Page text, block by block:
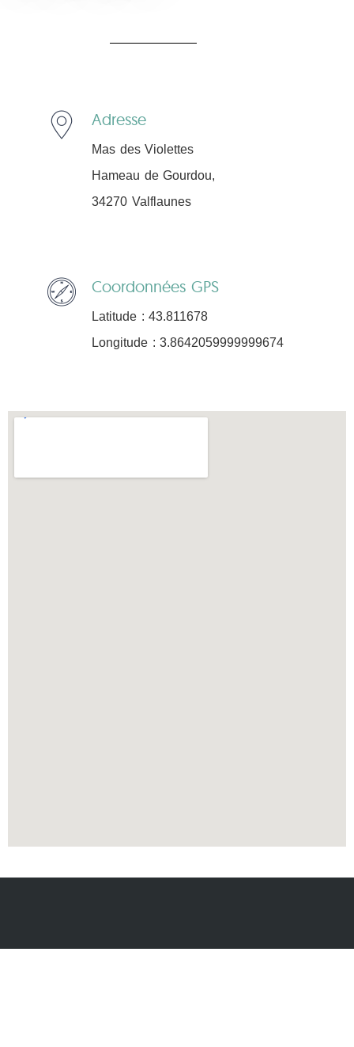
Adresse
Mas des Violettes
Hameau de Gourdou,
34270 Valflaunes
Coordonnées GPS
Latitude : 43.811678
Longitude : 3.8642059999999674